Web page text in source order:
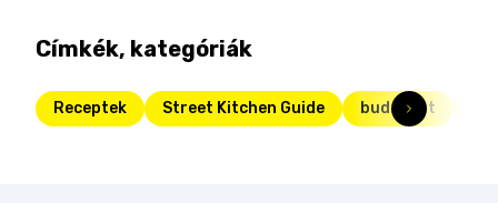
Címkék, kategóriák
Receptek Street Kitchen Guide budapest